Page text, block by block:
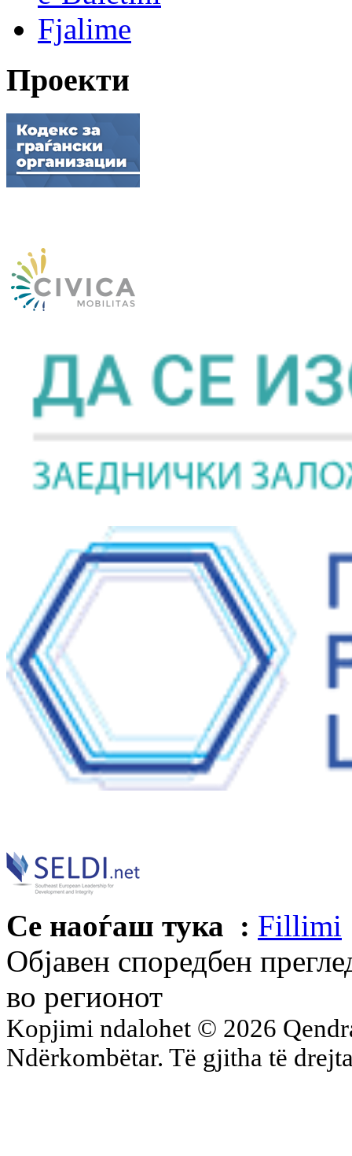
Fjalime
Проекти
Се наоѓаш тука : Fillimi
Објавен споредбен
во регионот
Kopjimi ndalohet © 2026
Ndërkombëtar. Të gjitha të